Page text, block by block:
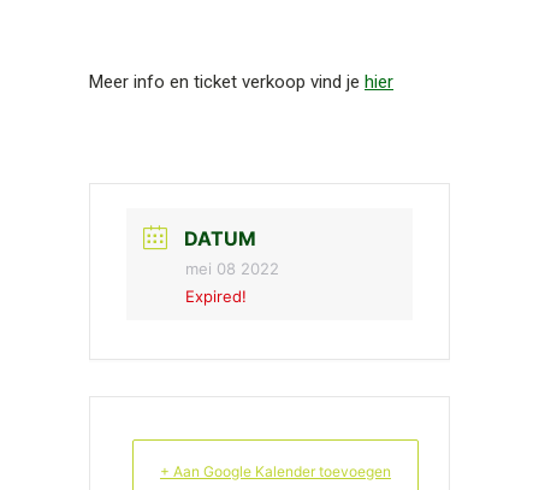
Meer info en ticket verkoop vind je hier
DATUM
mei 08 2022
Expired!
+ Aan Google Kalender toevoegen